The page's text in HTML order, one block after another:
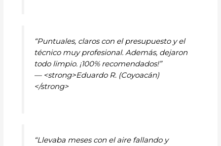
“Puntuales, claros con el presupuesto y el
técnico muy profesional. Además, dejaron
todo limpio. ¡100% recomendados!”
— <strong>Eduardo R. (Coyoacán)
</strong>
“Llevaba meses con el aire fallando y